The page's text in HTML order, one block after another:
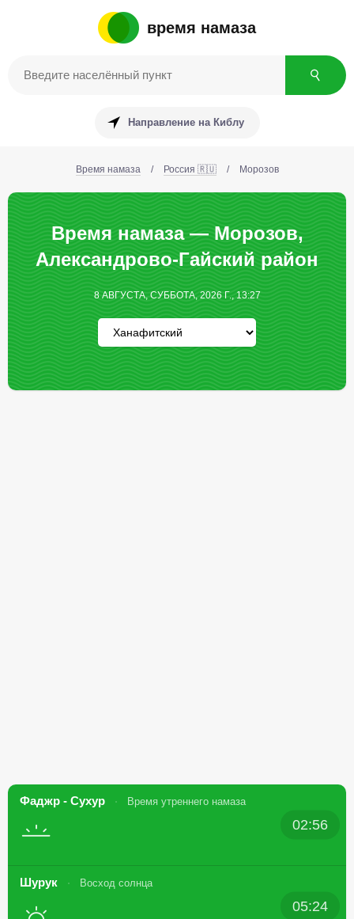
время намаза
Направление на Киблу
Время намаза / Россия 🇷🇺 / Морозов
Время намаза — Морозов,
Александрово-Гайский район
8 АВГУСТА, СУББОТА, 2026 Г., 13:27
Фаджр - Сухур Время утреннего намаза
02:56
Шурук Восход солнца
05:24